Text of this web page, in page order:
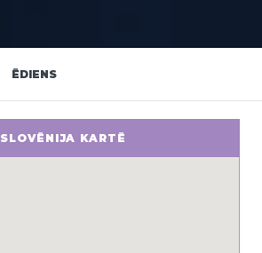
ĒDIENS
SLOVĒNIJA KARTĒ